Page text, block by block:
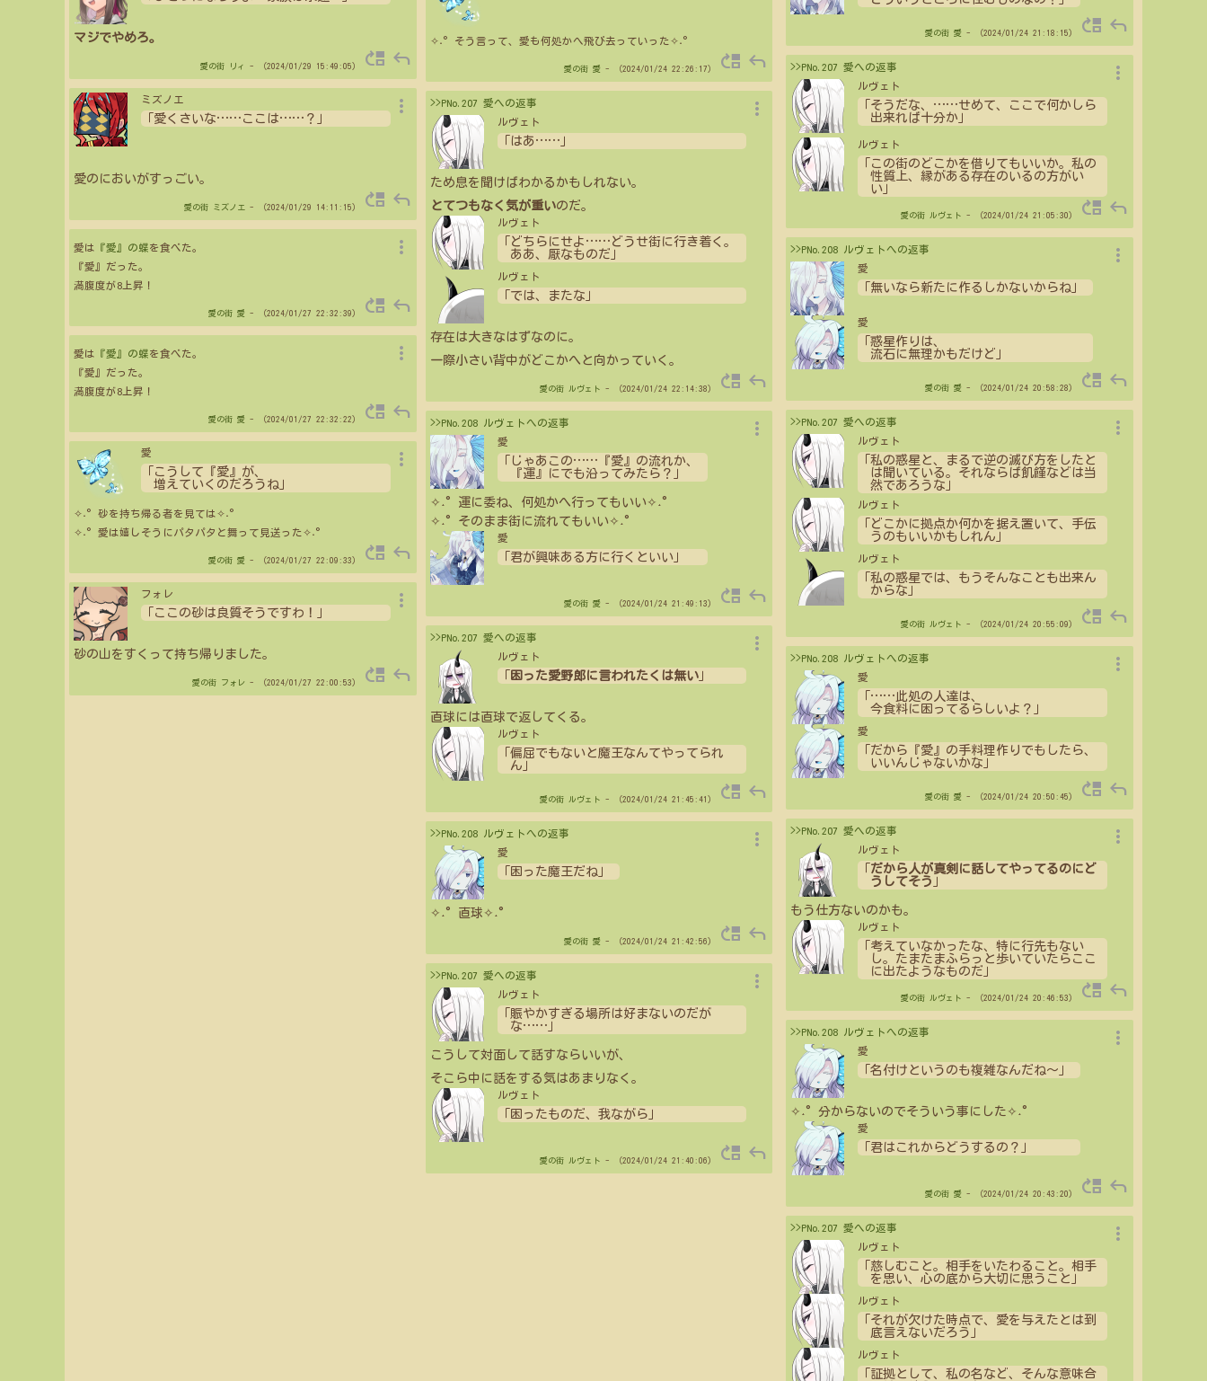
マジでやめろ。
愛の街 リィ - （2024/01/29 15:49:05） move_up reply
ミズノエ
「愛くさいな…… ここは…… ？」
愛のにおいがすっごい。
more_vert
愛の街 ミズノエ - （2024/01/29 14:11:15） move_up reply
愛は 『愛』の蝶を食べた。
『愛』だった。
満腹度が8上昇！
more_vert
愛の街 愛- （2024/01/27 22:32:39） move_up reply
愛は 『愛』の蝶を食べた。
『愛』だった。
満腹度が8上昇！
more_vert
愛の街 愛- （2024/01/27 22:32:22） move_up reply
愛
「こうして『愛』が、
増えていくのだろうね」
✧˖°砂を持ち帰る者を見ては✧˖°
✧˖°愛は嬉しそうにパタパタと舞って見送った✧˖°
more_vert
愛の街 愛- （2024/01/27 22:09:33） move_up reply
フォレ
「ここの砂は良質そうですわ！」
砂の山をすくって持ち帰りました。
more_vert
愛の街 フォレ- （2024/01/27 22:00:53） move_up reply
✧˖°そう言って、愛も何処かへ飛び去っていった✧˖°
愛の街 愛 - （2024/01/24 22:26:17） move_up reply
>>PNo.207 愛への返事
ルヴェト
「はあ ……
ため息を聞けばわかるかもしれない。
とてつもなく気が重いのだ。
ルヴェト
「どちらにせよ …… どうせ街に行き着く。
ああ、厭なものだ」
ルヴェト
「では、またな」
存在は大きなはずなのに。
一際小さい背中がどこかへと向かっていく。
more_vert
愛の街 ルヴェト - （2024/01/24 22:14:38） move_up reply
>>PNo.208 ルヴェトへの返事
愛
「じゃあこの…… 『愛』の流れか、
『運』にでも沿ってみたら？」
✧˖°運に委ね、何処かへ行ってもいい✧˖°
✧˖°そのまま街に流れてもいい✧˖°
愛
「君が興味ある方に行くといい」
more_vert
愛の街 愛 - （2024/01/24 21:49:13） move_up reply
>>PNo.207 愛への返事
ルヴェト
困った愛野郎に言われたくは無い」
直球には直球で返してくる。
ルヴェト
「偏屈でもないと魔王なんてやってられ
ん」
more_vert
愛の街 ルヴェト - （2024/01/24 21:45:41） move_up reply
>>PNo.208 ルヴェトへの返事
愛
「困った魔王だね」
✧˖°直球✧˖°
more_vert
愛の街 愛 - （2024/01/24 21:42:56） move_up reply
>>PNo.207 愛への返事
ルヴェト
「賑やかすぎる場所は好まないのだが
な……
こうして対面して話すならいいが、
そこら中に話をする気はあまりなく。
ルヴェト
「困ったものだ、我ながら」
more_vert
愛の街 ルヴェト - （2024/01/24 21:40:06） move_up reply
愛の街 愛- （2024/01/24 21:18:15） move_up reply
>>PNo.207 愛への返事
ルヴェト
「そうだな、 ……せめて、ここで何かしら
出来れば十分か」
ルヴェト
「この街のどこかを借りてもいいか。私の
性質上、縁がある存在のいるの方がい
い」
more_vert
愛の街 ルヴェト - （2024/01/24 21:05:30） move_up reply
>>PNo.208 ルヴェトへの返事
愛
「無いなら新たに作るしかないからね」
愛
「惑星作りは、
流石に無理かもだけど」
more_vert
愛の街 愛- （2024/01/24 20:58:28） move_up reply
>>PNo.207 愛への返事
ルヴェト
「私の惑星と、まるで逆の滅び方をしたと
は聞いている。それならば飢饉などは当
然であろうな」
ルヴェト
「どこかに拠点か何かを据え置いて、手伝
うのもいいかもしれん」
ルヴェト
「私の惑星では、もうそんなことも出来ん
からな」
more_vert
愛の街 ルヴェト - （2024/01/24 20:55:09） move_up reply
>>PNo.208 ルヴェトへの返事
愛
…… 此処の人達は、
今食料に困ってるらしいよ？」
愛
「だから『愛』の手料理作りでもしたら、
いいんじゃないかな」
more_vert
愛の街 愛- （2024/01/24 20:50:45） move_up reply
>>PNo.207 愛への返事
ルヴェト
だから人が真剣に話してやってるのにど
うしてそう
もう仕方ないのかも。
ルヴェト
「考えていなかったな、特に行先もない
し。たまたまふらっと歩いていたらここ
に出たようなものだ」
more_vert
愛の街 ルヴェト - （2024/01/24 20:46:53） move_up reply
>>PNo.208 ルヴェトへの返事
愛
「名付けというのも複雑なんだね～」
✧˖°分からないのでそういう事にした✧˖°
愛
「君はこれからどうするの？」
more_vert
愛の街 愛- （2024/01/24 20:43:20） move_up reply
>>PNo.207 愛への返事
ルヴェト
「慈しむこと。相手をいたわること。相手
を思い、心の底から大切に思うこと」
ルヴェト
「それが欠けた時点で、愛を与えたとは到
底言えないだろう」
ルヴェト
「証拠として、私の名など、そんな意味合
more_vert